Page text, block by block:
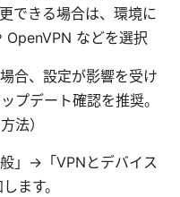
できる場合は、環境に
などを選択
合、設定が影響を受け
プデート確認を推奨。
法）
」→「VPNとデバイス
ます。